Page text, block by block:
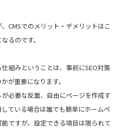
CMSでのメリット・デメリットはこ
るのです。
組みということは、事前にSEO対策
が重要になります。
必要な反面、自由にページを作成す
ている場合は誰でも簡単にホームペ
ですが、設定できる項目は限られて